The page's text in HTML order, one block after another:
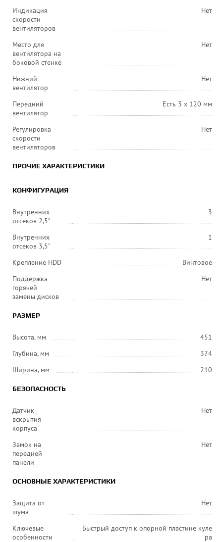
Индикация
скорости
вентиляторов
Нет
Место для
вентилятора на
боковой стенке
Нет
Нижний
вентилятор
Нет
Передний
вентилятор
Есть 3 х 120 мм
Регулировка
скорости
вентиляторов
Нет
ПРОЧИЕ ХАРАКТЕРИСТИКИ
КОНФИГУРАЦИЯ
Внутренних
отсеков 2,5"
3
Внутренних
отсеков 3,5"
1
Крепление HDD
Винтовое
Поддержка
горячей
замены дисков
Нет
РАЗМЕР
Высота, мм
451
Глубина, мм
374
Ширина, мм
210
БЕЗОПАСНОСТЬ
Датчик
вскрытия
корпуса
Нет
Замок на
передней
панели
Нет
ОСНОВНЫЕ ХАРАКТЕРИСТИКИ
Защита от
шума
Нет
Ключевые
особенности
Быстрый доступ к опорной пластине куле
ра